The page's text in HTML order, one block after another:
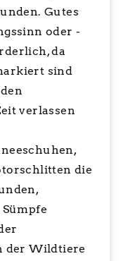
Gutes
oder -
da
sind
verlassen
die
der Wildtiere